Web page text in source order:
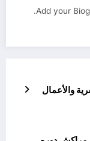
Add your
والأعمال